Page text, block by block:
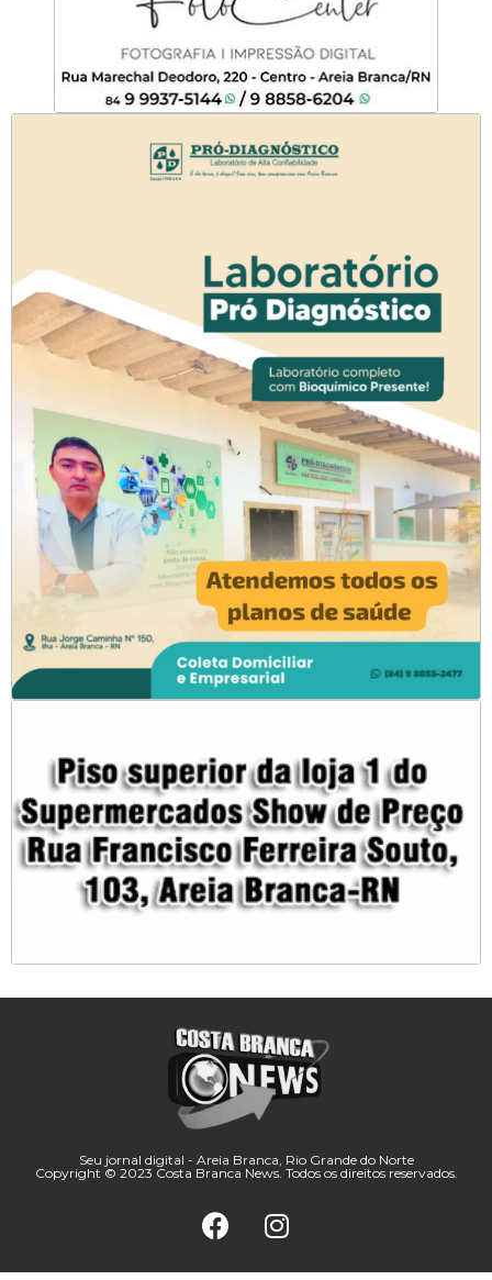
Seu jornal digital - Areia Branca, Rio Grande do Norte
Copyright © 2023 Costa Branca News. Todos os direitos reservados.